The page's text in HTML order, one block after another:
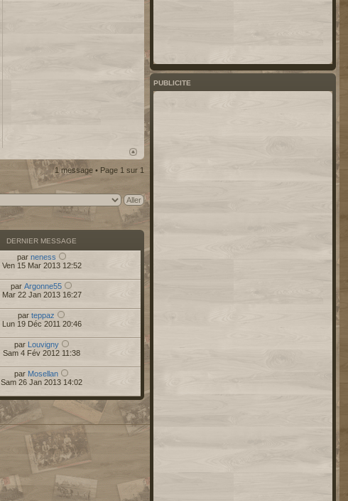
1 message • Page 1 sur 1
DERNIER MESSAGE
par neness
Ven 15 Mar 2013 12:52
parArgonne55
Mar 22 Jan 2013 16:27
parteppaz
Lun 19 Déc 2011 20:46
par Louvigny
Sam 4 Fév 2012 11:38
par Mosellan
Sam 26 Jan 2013 14:02
PUBLICITE